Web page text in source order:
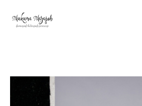
Verification: 5584fa100ee17ae9